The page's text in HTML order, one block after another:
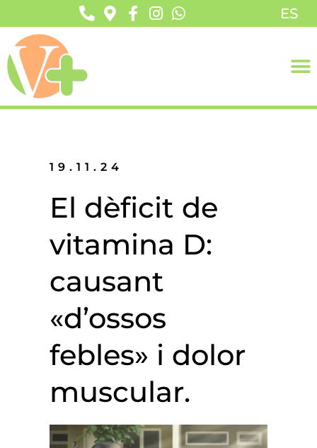
ES
19.11.24
El dèficit de
vitamina D:
causant
«d’ossos
febles» i dolor
muscular.